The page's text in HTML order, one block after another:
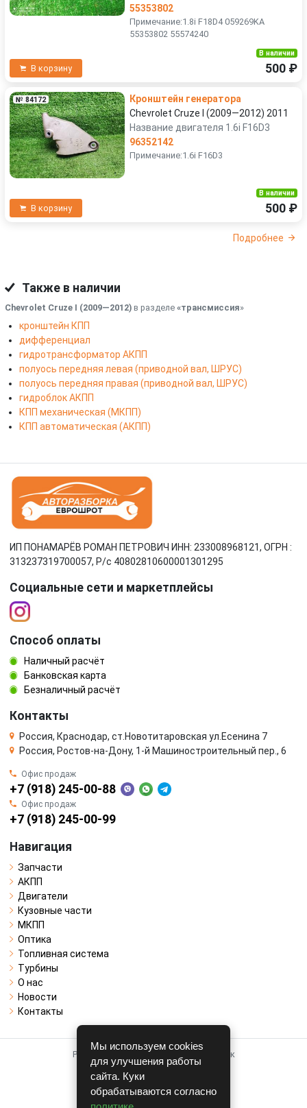
55353802
Примечание:1.8i F18D4 059269KA
55353802 55574240
В корзину
В наличии
500 ₽
№ 84172
Кронштейн генератора
Chevrolet Cruze I (2009—2012) 2011
Название двигателя 1.6i F16D3
96352142
Примечание:1.6i F16D3
В корзину
В наличии
500 ₽
Подробнее
Также в наличии
Chevrolet Cruze I (2009—2012) в разделе «трансмиссия»
кронштейн КПП
дифференциал
гидротрансформатор АКПП
полуось передняя левая (приводной вал, ШРУС)
полуось передняя правая (приводной вал, ШРУС)
гидроблок АКПП
КПП механическая (МКПП)
КПП автоматическая (АКПП)
ИП ПОНАМАРЁВ РОМАН ПЕТРОВИЧ ИНН: 233008968121, ОГРН :
313237319700057, Р/c 40802810600001301295
Социальные сети и маркетплейсы
Способ оплаты
Наличный расчёт
Банковская карта
Безналичный расчёт
Контакты
Россия, Краснодар, ст.Новотитаровская ул.Есенина 7
Россия, Ростов-на-Дону, 1-й Машиностроительный пер., 6
Офис продаж
+7 (918) 245-00-88
Офис продаж
+7 (918) 245-00-99
Навигация
Запчасти
АКПП
Двигатели
Кузовные части
МКПП
Оптика
Топливная система
Турбины
О нас
Новости
Контакты
Работает на системе для авторазборок
CARRO.БИЗНЕС
Полная версия
Мы используем cookies
для улучшения работы
сайта. Куки
обрабатываются согласно